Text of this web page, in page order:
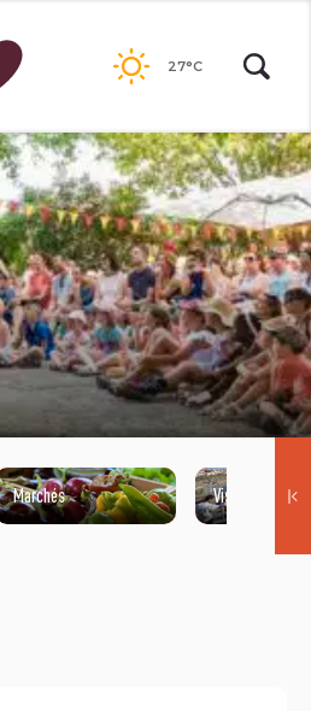
27°C
Marchés Visites guidées